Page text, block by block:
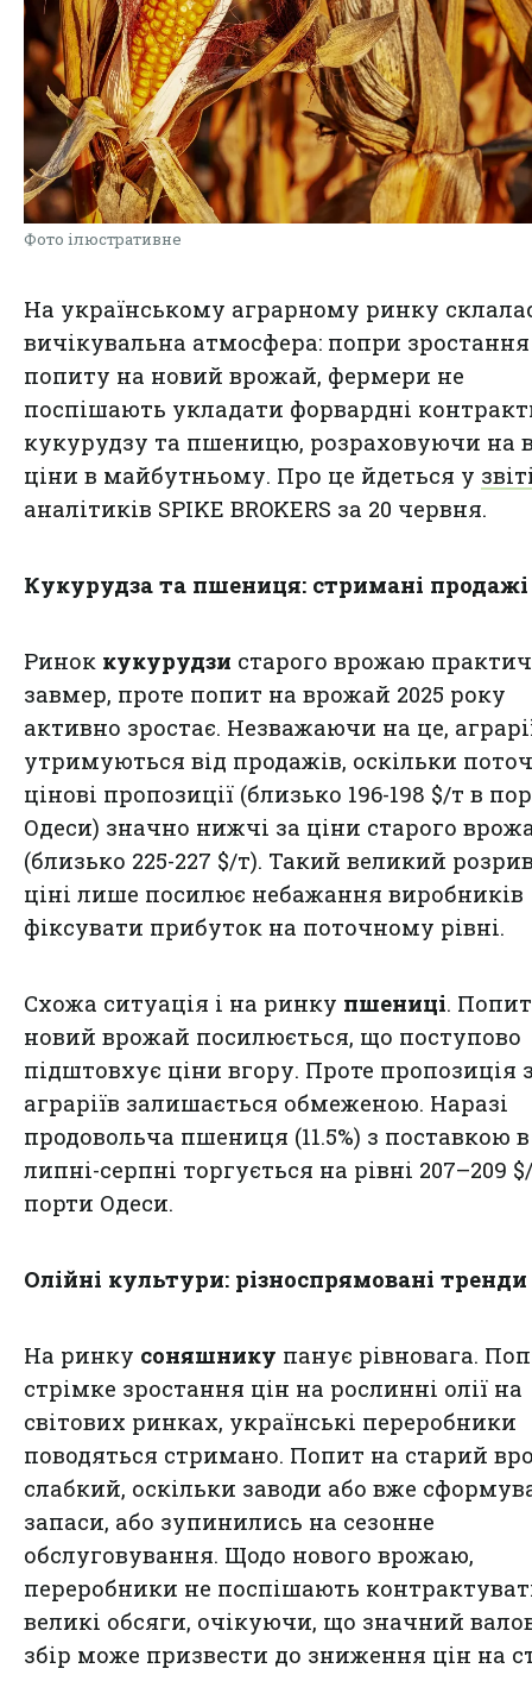
Фото ілюстративне
На українському аграрному ринку
вичікувальна атмосфера: попри зростання
попиту на новий врожай, фермери не
поспішають укладати форвардні
кукурудзу та пшеницю, розраховуючи на
ціни в майбутньому. Про це йдеться у
аналітиків SPIKE BROKERS за 20 червня.
Кукурудза та пшениця: стримані продажі
Ринок кукурудзи старого врожаю
завмер, проте попит на врожай 2025 року
активно зростає. Незважаючи на це,
утримуються від продажів, оскільки
цінові пропозиції (близько 196-198 $/т в
Одеси) значно нижчі за ціни старого
(близько 225-227 $/т). Такий великий
ціні лише посилює небажання виробників
фіксувати прибуток на поточному рівні.
Схожа ситуація і на ринку пшениці.
новий врожай посилюється, що поступово
підштовхує ціни вгору. Проте пропозиція
аграріїв залишається обмеженою. Наразі
продовольча пшениця (11.5%) з поставкою в
липні-серпні торгується на рівні 207–209
порти Одеси.
Олійні культури: різноспрямовані тренди
На ринку соняшнику панує рівновага.
стрімке зростання цін на рослинні олії на
світових ринках, українські переробники
поводяться стримано. Попит на старий
слабкий, оскільки заводи або вже
запаси, або зупинились на сезонне
обслуговування. Щодо нового врожаю,
переробники не поспішають
великі обсяги, очікуючи, що значний
збір може призвести до зниження цін на